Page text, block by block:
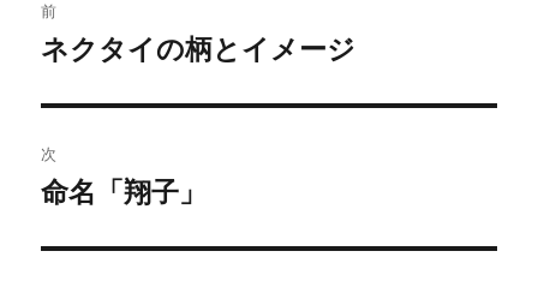
稿
ビ
ゲ
ー
前
前
投
稿:
ネクタイの柄とイメージ
次
次
投
命名「翔子」